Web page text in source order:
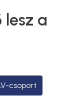
lesz a
csoport